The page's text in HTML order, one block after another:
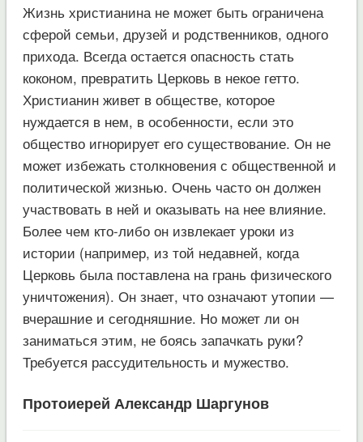
Жизнь христианина не может быть ограничена
сферой семьи, друзей и родственников, одного
прихода. Всегда остается опасность стать
коконом, превратить Церковь в некое гетто.
Христианин живет в обществе, которое
нуждается в нем, в особенности, если это
общество игнорирует его существование. Он не
может избежать столкновения с общественной и
политической жизнью. Очень часто он должен
участвовать в ней и оказывать на нее влияние.
Более чем кто-либо он извлекает уроки из
истории (например, из той недавней, когда
Церковь была поставлена на грань физического
уничтожения). Он знает, что означают утопии —
вчерашние и сегодняшние. Но может ли он
заниматься этим, не боясь запачкать руки?
Требуется рассудительность и мужество.
Протоиерей Александр Шаргунов